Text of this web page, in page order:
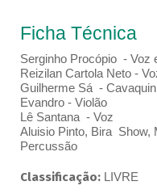
Ficha Técnica
Serginho Procópio - Voz
Reizilan Cartola Neto -
Guilherme Sá -
Evandro - Violão
Lê Santana - Voz
Aluisio Pinto, Bira Show,
Percussão
Classificação: LIVRE